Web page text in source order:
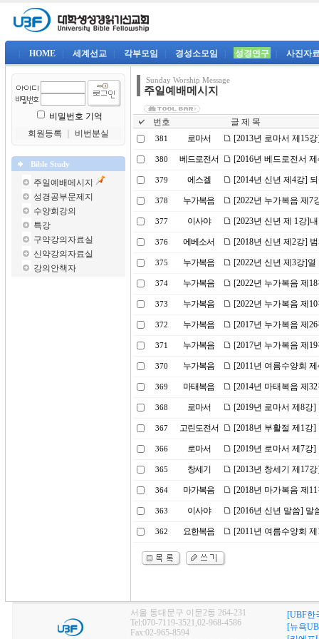
HOME 세계선교 각부모임 경성소모임 성경연구 사진자
비밀번호 기억
회원등록
비번분실
Bible Study
주일예배메시지
성경공부문제지
수양회강의
특강
구약강의자료실
신약강의자료실
강의안책자
Sunday Worship Message
주일예배메시지
번호 글 제 목
381 로마서 [2013년 로마서 제15
380 베드로전서 [2016년 베드로전서
379 에스겔 [2014년 신년 제4강]
378 누가복음 [2022년 누가복음 제7
377 이사야 [2023년 신년 제 1강]
376 에베소서 [2018년 신년 제2강]
375 누가복음 [2022년 신년 제3강]
374 누가복음 [2022년 누가복음 제
373 누가복음 [2022년 누가복음 제
372 누가복음 [2017년 누가복음 제
371 누가복음 [2017년 누가복음 제
370 누가복음 [2011년 여름수양회
369 마태복음 [2014년 마태복음 제
368 로마서 [2019년 로마서 제8강
367 고린도전서 [2018년 부활절 제1강
366 로마서 [2019년 로마서 제7강
365 창세기 [2013년 창세기 제17
364 마가복음 [2018년 마가복음 제
363 이사야 [2016년 신년 말씀] 말
362 요한복음 [2011년 여름수양회
서울 동대문구 이문2동 264-231
Tel:070-7119-3521,02-968-4586
Fax:02-965-8594
[UBF한
[뉴욕